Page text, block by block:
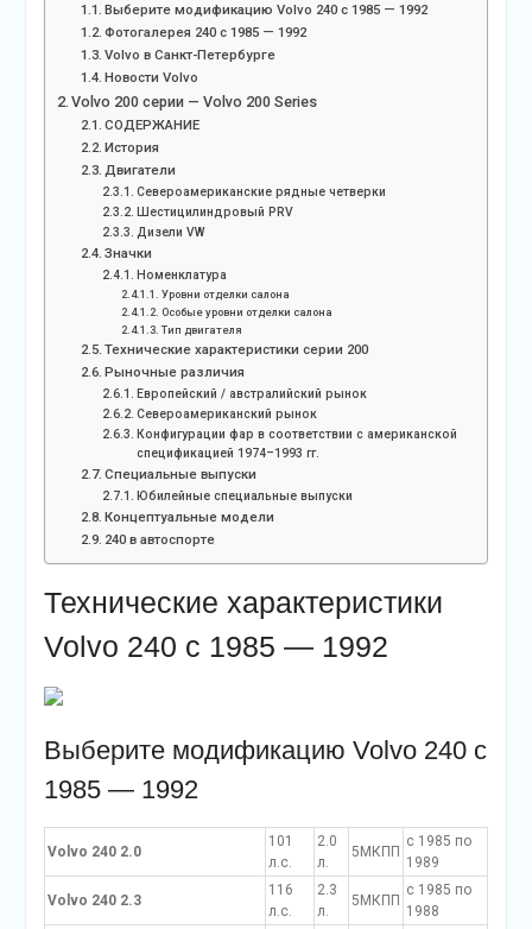
Выберите модификацию Volvo 240 с 1985 — 1992
Фотогалерея 240 с 1985 — 1992
Volvo в Санкт-Петербурге
Новости Volvo
Volvo 200 серии — Volvo 200 Series
СОДЕРЖАНИЕ
История
Двигатели
Североамериканские рядные четверки
Шестицилиндровый PRV
Дизели VW
Значки
Номенклатура
Уровни отделки салона
Особые уровни отделки салона
Тип двигателя
Технические характеристики серии 200
Рыночные различия
Европейский / австралийский рынок
Североамериканский рынок
Конфигурации фар в соответствии с американской
спецификацией 1974–1993 гг.
Специальные выпуски
Юбилейные специальные выпуски
Концептуальные модели
240 в автоспорте
Технические характеристики
Volvo 240 с 1985 — 1992
Выберите модификацию Volvo 240 с
1985 — 1992
Volvo 240 2.0
101
л.с.
2.0
л.
5МКПП
c 1985 по
1989
Volvo 240 2.3
116
л.с.
2.3
л.
5МКПП
c 1985 по
1988